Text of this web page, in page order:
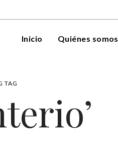
Inicio Quiénes somos
TAG